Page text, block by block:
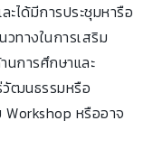
ได้มีการประชุมหารือ
ทางในการเสริม
การศึกษาและ
วัฒนธรรมหรือ
หรืออาจ